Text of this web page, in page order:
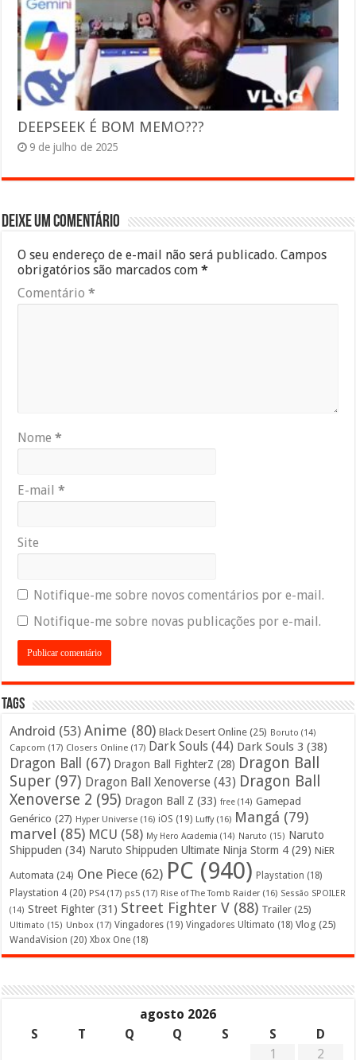
DEEPSEEK É BOM MEMO???
9 de julho de 2025
Deixe um comentário
O seu endereço de e-mail não será publicado. Campos
obrigatórios são marcados com*
Comentário*
Nome*
E-mail*
Site
Notifique-me sobre novos comentários por e-mail.
Notifique-me sobre novas publicações por e-mail.
Tags
Android (53) Anime (80) Black Desert Online (25) Boruto (14)
Capcom (17) Closers Online (17) Dark Souls (44) Dark Souls 3 (38)
Dragon Ball (67) Dragon Ball FighterZ (28) Dragon Ball
Super (97) Dragon Ball Xenoverse (43) Dragon Ball
Xenoverse 2 (95) Dragon Ball Z (33) free (14) Gamepad
Genérico (27) Hyper Universe (16) iOS (19) Luffy(16) Mangá (79)
marvel (85) MCU (58) My Hero Academia (14) Naruto (15) Naruto
Shippuden (34) Naruto Shippuden Ultimate Ninja Storm 4 (29) NiER
Automata (24) One Piece (62) PC (940) Playstation (18)
Playstation 4 (20) PS4(17) ps5 (17) Rise of The Tomb Raider (16) Sessão SPOILER
(14) Street Fighter (31) Street Fighter V (88) Trailer (25)
Ultimato (15) Unbox (17) Vingadores (19) Vingadores Ultimato (18) Vlog (25)
WandaVision (20) Xbox One (18)
agosto 2026
S
T Q Q S S
D
1
2